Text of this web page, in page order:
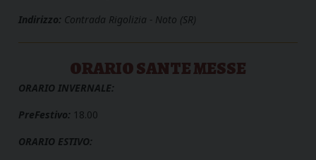
Indirizzo: Contrada Rigolizia - Noto (SR)
ORARIO SANTE MESSE
ORARIO INVERNALE:
PreFestivo: 18.00
ORARIO ESTIVO: